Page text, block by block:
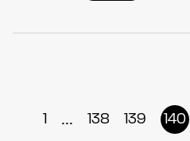
1 ... 138 139 140